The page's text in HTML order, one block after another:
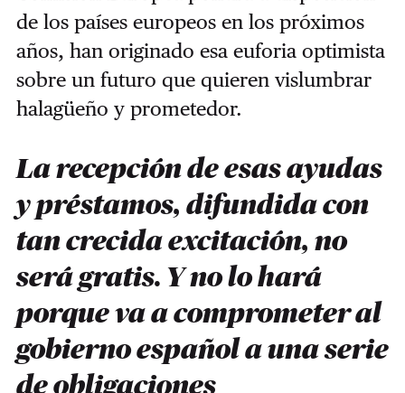
de los países europeos en los próximos
años, han originado esa euforia optimista
sobre un futuro que quieren vislumbrar
halagüeño y prometedor.
La recepción de esas ayudas
y préstamos, difundida con
tan crecida excitación, no
será gratis. Y no lo hará
porque va a comprometer al
gobierno español a una serie
de obligaciones